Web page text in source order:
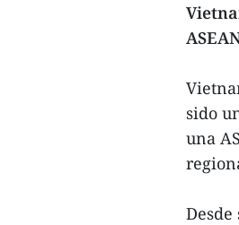
sido
una